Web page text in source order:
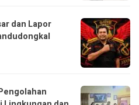
dan Lapor